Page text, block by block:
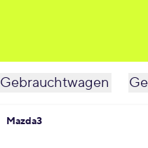
Gebrauchtwagen
Mazda3